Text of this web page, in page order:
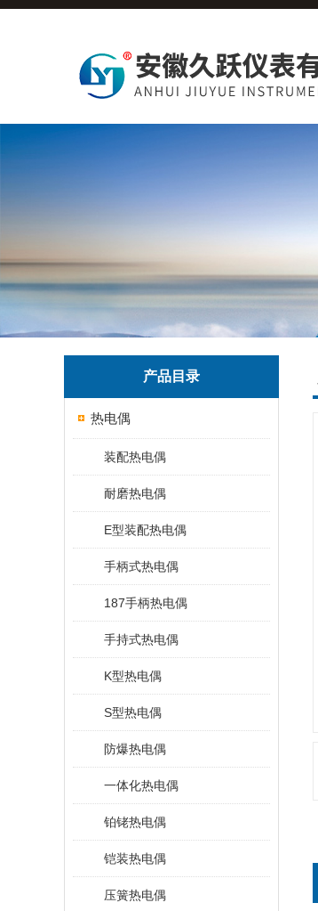
产品目录
热电偶
装配热电偶
耐磨热电偶
E型装配热电偶
手柄式热电偶
187手柄热电偶
手持式热电偶
K型热电偶
S型热电偶
防爆热电偶
一体化热电偶
铂铑热电偶
铠装热电偶
压簧热电偶